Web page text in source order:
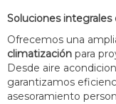
Soluciones
Ofrecemos una
climatización para
Desde aire
garantizamos
asesoramiento